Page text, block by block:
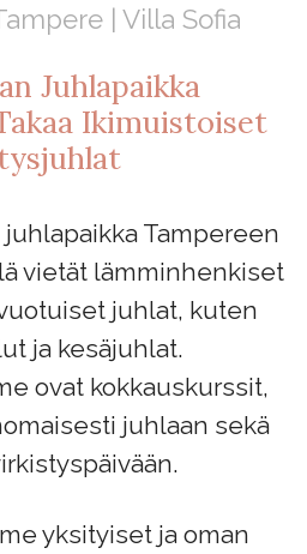
| Villa Sofia
Juhlapaikka
Ikimuistoiset
Tampereen
vietät lämminhenkiset
juhlat, kuten
ja kesäjuhlat.
ovat kokkauskurssit,
juhlaan sekä
yksityiset ja oman